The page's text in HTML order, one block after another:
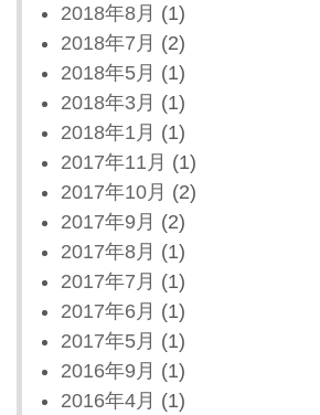
2018年8月 (1)
2018年7月 (2)
2018年5月 (1)
2018年3月 (1)
2018年1月 (1)
2017年11月 (1)
2017年10月 (2)
2017年9月 (2)
2017年8月 (1)
2017年7月 (1)
2017年6月 (1)
2017年5月 (1)
2016年9月 (1)
2016年4月 (1)